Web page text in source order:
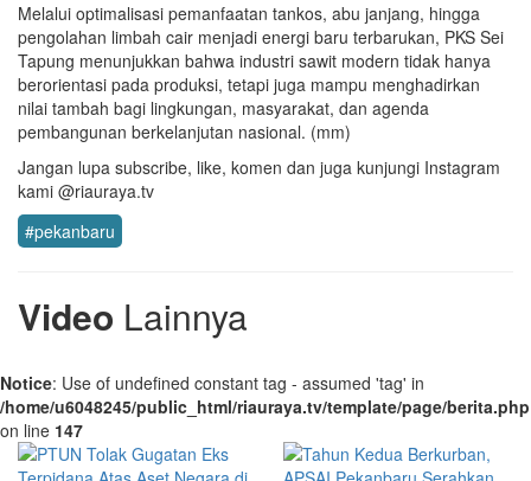
Melalui optimalisasi pemanfaatan tankos, abu janjang, hingga
pengolahan limbah cair menjadi energi baru terbarukan, PKS Sei
Tapung menunjukkan bahwa industri sawit modern tidak hanya
berorientasi pada produksi, tetapi juga mampu menghadirkan
nilai tambah bagi lingkungan, masyarakat, dan agenda
pembangunan berkelanjutan nasional. (mm)
Jangan lupa subscribe, like, komen dan juga kunjungi Instagram
kami @riauraya.tv
#pekanbaru
Video Lainnya
Notice: Use of undefined constant tag - assumed 'tag' in
/home/u6048245/public_html/riauraya.tv/template/page/berita.php
on line 147